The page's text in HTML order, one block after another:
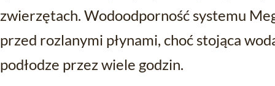
zwierzętach. Wodoodporność systemu
przed rozlanymi płynami, choć stojąca
podłodze przez wiele godzin.